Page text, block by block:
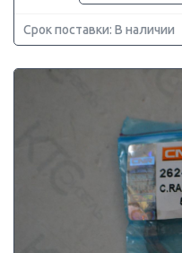
Срок поставки: В наличии